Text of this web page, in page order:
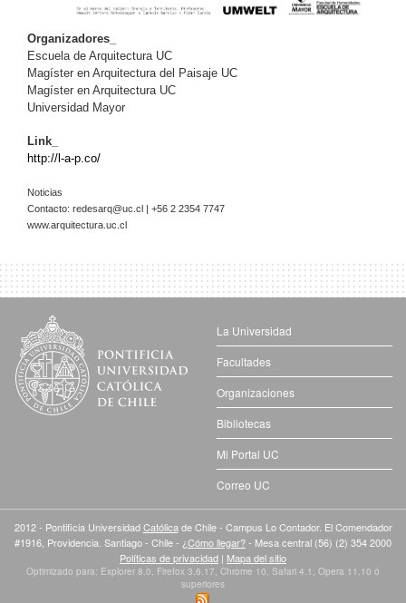
Organizadores_
Escuela de Arquitectura UC
Magíster en Arquitectura del Paisaje UC
Magíster en Arquitectura UC
Universidad Mayor
Link_
http://l-a-p.co/
Noticias
Contacto: redesarq@uc.cl | +56 2 2354 7747
www.arquitectura.uc.cl
La Universidad
Facultades
Organizaciones
Bibliotecas
Mi Portal UC
Correo UC
2012 - Pontificia UniversidadCatólica de Chile - Campus Lo Contador. El Comendador
#1916, Providencia. Santiago - Chile - ¿Cómo llegar?- Mesa central (56) (2) 354 2000
Políticas de privacidad | Mapa del sitio
Optimizado para: Explorer 8.0, Firefox 3.6.17, Chrome 10, Safari 4.1, Opera 11.10 ó
superiores